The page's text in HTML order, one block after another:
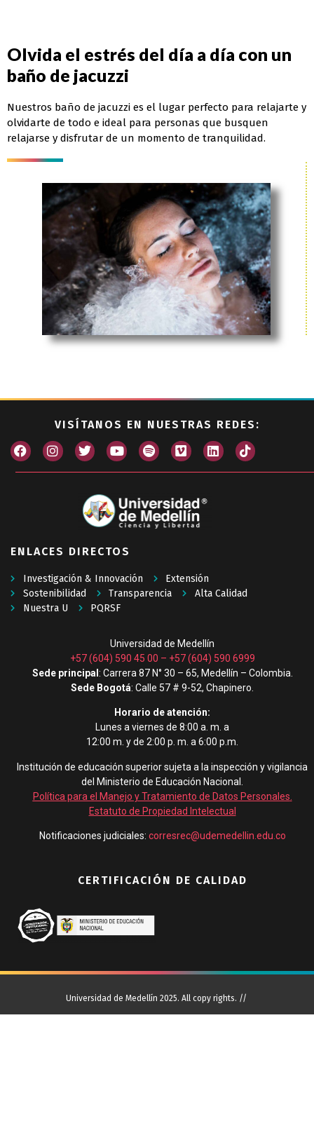
Olvida el estrés del día a día con un
baño de jacuzzi
Nuestros baño de jacuzzi es el lugar perfecto para relajarte y
olvidarte de todo e ideal para personas que busquen
relajarse y disfrutar de un momento de tranquilidad.
VISÍTANOS EN NUESTRAS REDES:
ENLACES DIRECTOS
Investigación & Innovación
Extensión
Sostenibilidad
Transparencia
Alta Calidad
Nuestra U
PQRSF
Universidad de Medellín
+57 (604) 590 45 00 – +57 (604) 590 6999
Sede principal : Carrera 87 N° 30 – 65, Medellín – Colombia.
Sede Bogotá: Calle 57 # 9-52, Chapinero.
Horario de atención:
Lunes a viernes de 8:00 a. m. a
12:00 m. y de 2:00 p. m. a 6:00 p.m.
Institución de educación superior sujeta a la inspección y vigilancia
del Ministerio de Educación Nacional.
Política para el Manejo y Tratamiento de Datos Personales
Estatuto de Propiedad Intelectual
Notificaciones judiciales: corresrec@udemedellin.edu.co
CERTIFICACIÓN DE CALIDAD
Universidad de Medellín 2025. All copy rights. //